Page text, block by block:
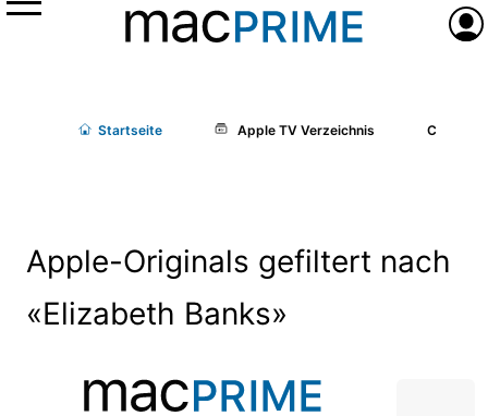
Menü
Startseite Apple TV Verzeichnis Cast/
Apple-Originals gefiltert nach
«Elizabeth Banks»